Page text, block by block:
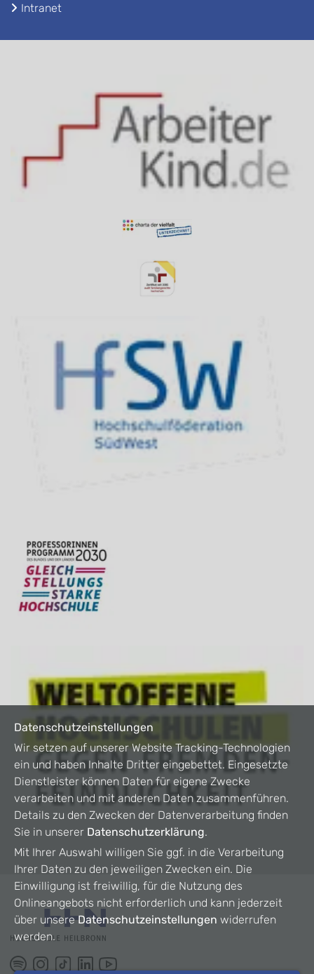
Intranet
Datenschutzeinstellungen
Wir setzen auf unserer Website Tracking-Technologien
ein und haben Inhalte Dritter eingebettet. Eingesetzte
Dienstleister können Daten für eigene Zwecke
verarbeiten und mit anderen Daten zusammenführen.
Details zu den Zwecken der Datenverarbeitung finden
Sie in unserer Datenschutzerklärung.
Mit Ihrer Auswahl willigen Sie ggf. in die Verarbeitung
Ihrer Daten zu den jeweiligen Zwecken ein. Die
Einwilligung ist freiwillig, für die Nutzung des
Onlineangebots nicht erforderlich und kann jederzeit
über unsereDatenschutzeinstellungen widerrufen
werden.